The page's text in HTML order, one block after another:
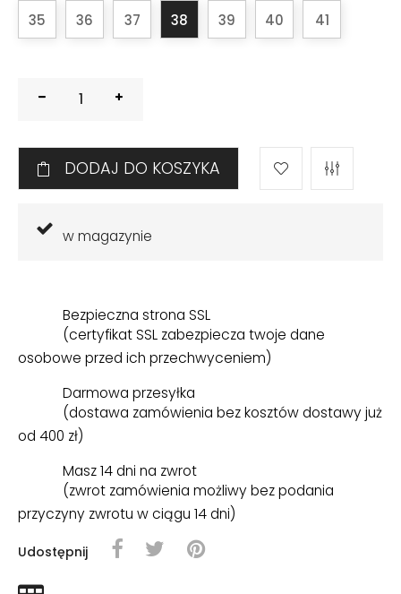
35 36 37 38 39 40 41
DODAJ DO KOSZYKA
w magazynie
Bezpieczna strona SSL
(certyfikat SSL zabezpiecza twoje dane
osobowe przed ich przechwyceniem)
Darmowa przesyłka
(dostawa zamówienia bez kosztów dostawy już
od 400 zł)
Masz 14 dni na zwrot
(zwrot zamówienia możliwy bez podania
przyczyny zwrotu w ciągu 14 dni)
Udostępnij